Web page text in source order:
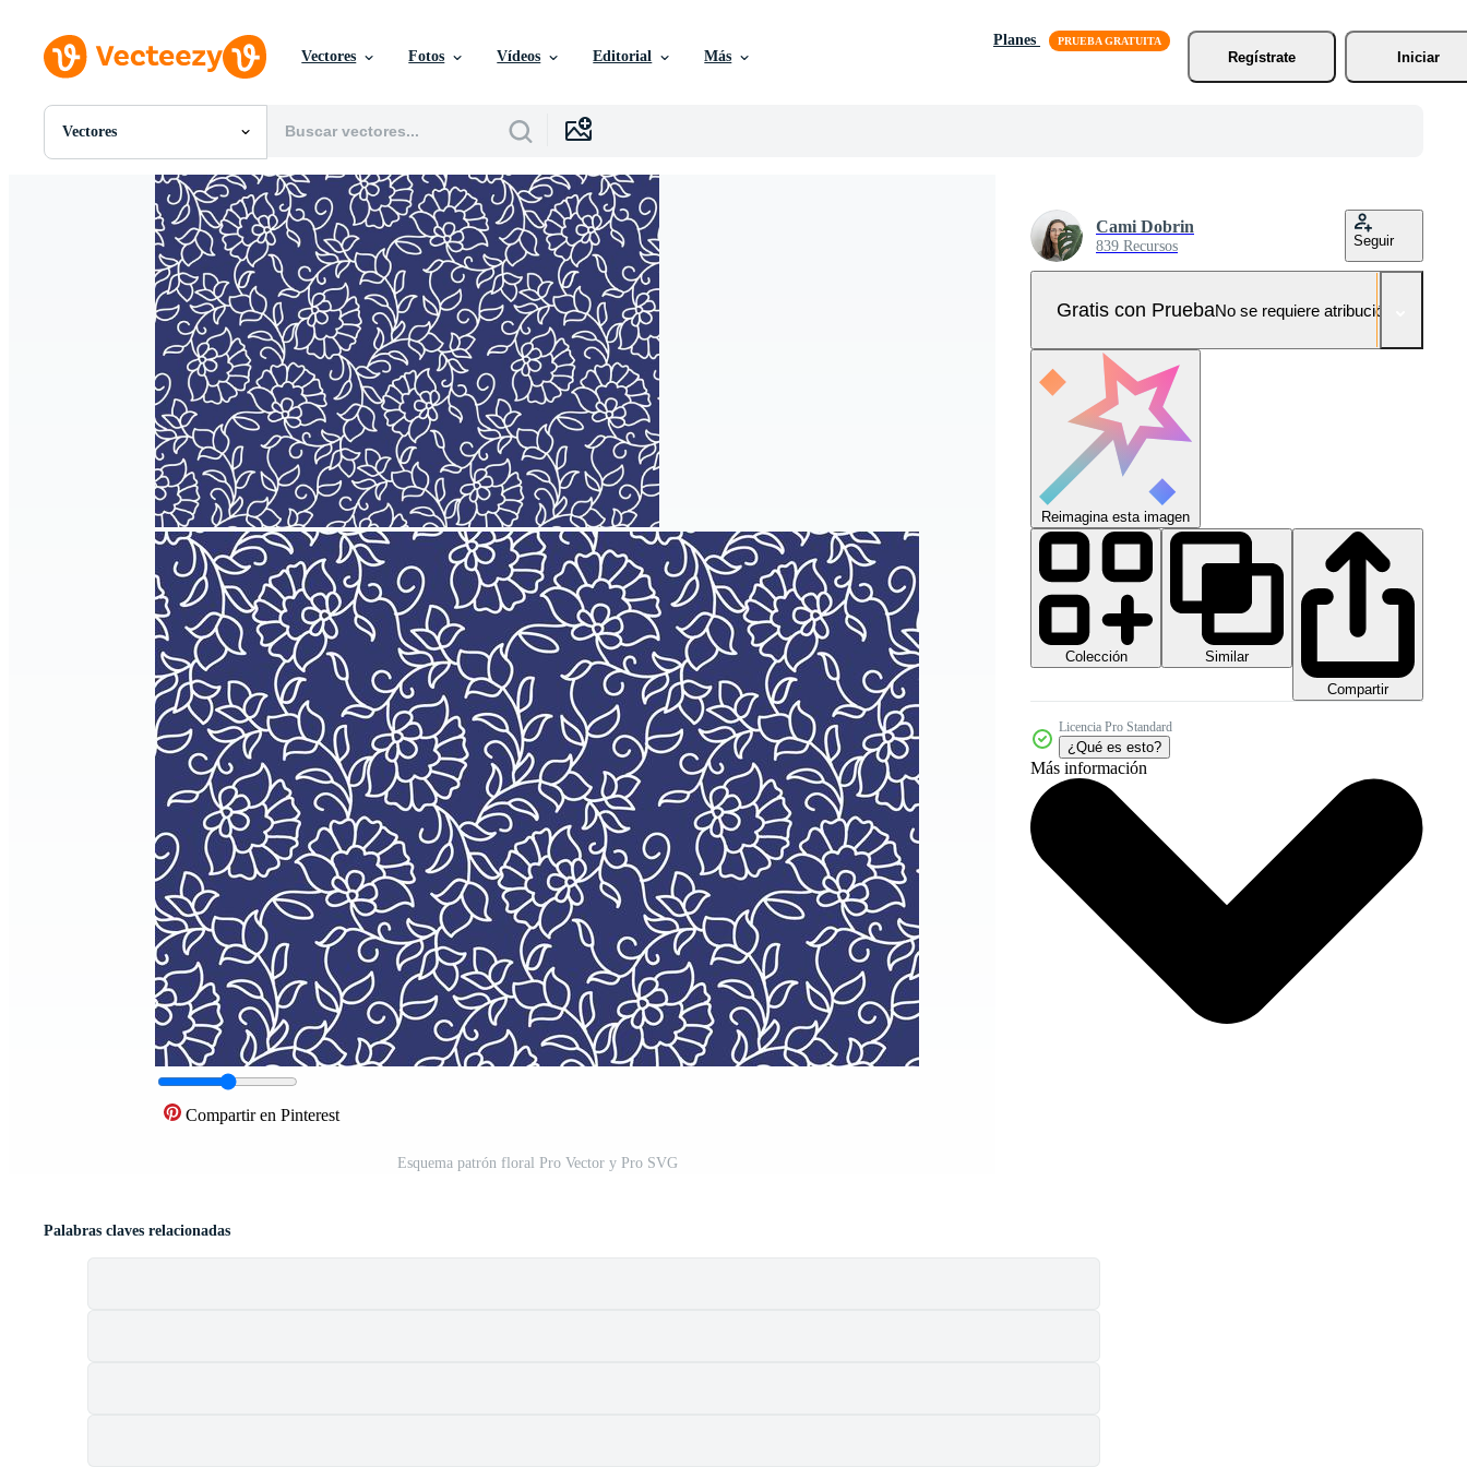
Vectores Fotos Vídeos Editorial Más
Planes
Regístrate
Iniciar
Vectores
Todas Imágenes
Gráficos en Movimiento
Imágenes Editoriales
Eventos Editoriales
Compartir en Pinterest
Esquema patrón floral Pro Vector y Pro SVG
Cami Dobrin
839 Recursos Seguir
Gratis con PruebaNo se requiere atribución!
Reimagina esta imagen
Colección
Similar
Compartir
Licencia Pro Standard
¿Qué es esto?
Más información
Palabras claves relacionadas